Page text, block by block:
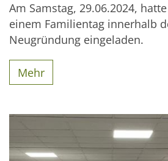
Am Samstag, 29.06.2024,
einem Familientag innerhalb
Neugründung eingeladen.
Mehr